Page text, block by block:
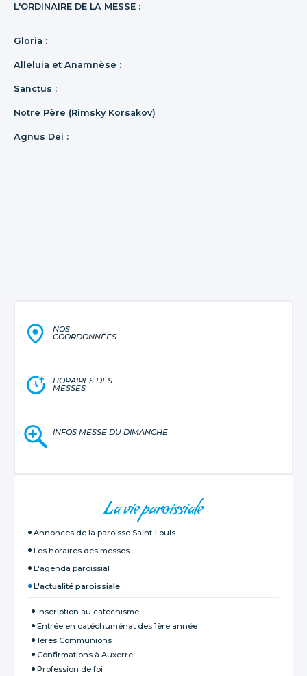
L'ORDINAIRE DE LA MESSE :
Gloria :
Alleluia et Anamnèse :
Sanctus :
Notre Père (Rimsky Korsakov)
Agnus Dei :
NOS
COORDONNÉES
HORAIRES DES
MESSES
INFOS MESSE DU DIMANCHE
La vie paroissiale
Annonces de la paroisse Saint-Louis
Les horaires des messes
L'agenda paroissial
L'actualité paroissiale
Inscription au catéchisme
Entrée en catéchuménat des 1ère année
1ères Communions
Confirmations à Auxerre
Profession de foi